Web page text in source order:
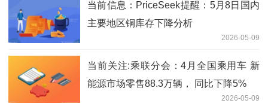
当前信息：PriceSeek提醒：5月8日国内
主要地区铜库存下降分析
2026-05-09
当前关注:乘联分会：4月全国乘用车 新
能源市场零售88.3万辆， 同比下降5%
2026-05-09